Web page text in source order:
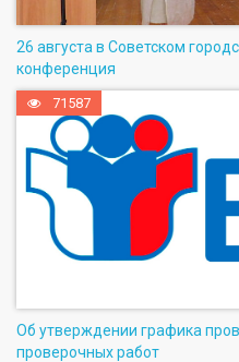
26 августа в Советском
конференция
71587
Об утверждении графика
проверочных работ